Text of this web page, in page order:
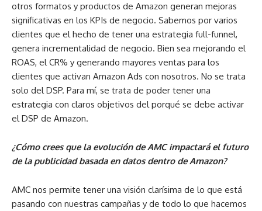
otros formatos y productos de Amazon generan mejoras
significativas en los KPIs de negocio. Sabemos por varios
clientes que el hecho de tener una estrategia full-funnel,
genera incrementalidad de negocio. Bien sea mejorando el
ROAS, el CR% y generando mayores ventas para los
clientes que activan Amazon Ads con nosotros. No se trata
solo del DSP. Para mí, se trata de poder tener una
estrategia con claros objetivos del porqué se debe activar
el DSP de Amazon.
¿Cómo crees que la evolución de AMC impactará el futuro
de la publicidad basada en datos dentro de Amazon?
AMC nos permite tener una visión clarísima de lo que está
pasando con nuestras campañas y de todo lo que hacemos